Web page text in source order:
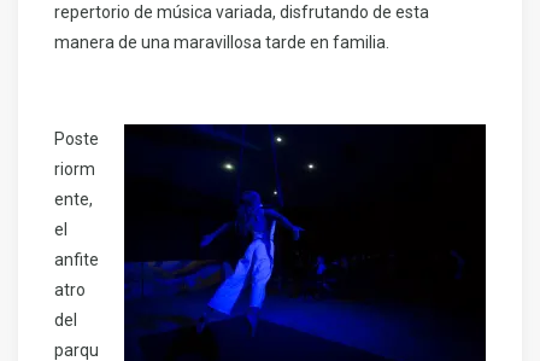
repertorio de música variada, disfrutando de esta
manera de una maravillosa tarde en familia.
Poste
riorm
ente,
el
anfite
atro
del
parqu